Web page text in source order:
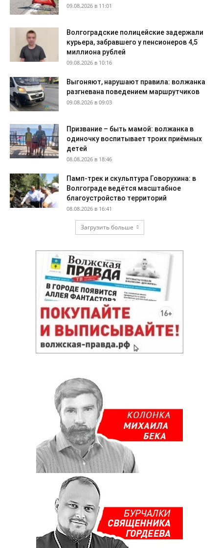
09.08.2026 в 11:01
Волгоградские полицейские задержали
курьера, забравшего у пенсионеров 4,5
миллиона рублей
09.08.2026 в 10:16
Выгоняют, нарушают правила: волжанка
разгневана поведением маршрутчиков
09.08.2026 в 09:03
Призвание – быть мамой: волжанка в
одиночку воспитывает троих приёмных
детей
08.08.2026 в 18:46
Памп-трек и скульптура Говорухина: в
Волгограде ведётся масштабное
благоустройство территорий
08.08.2026 в 16:41
Загрузить больше